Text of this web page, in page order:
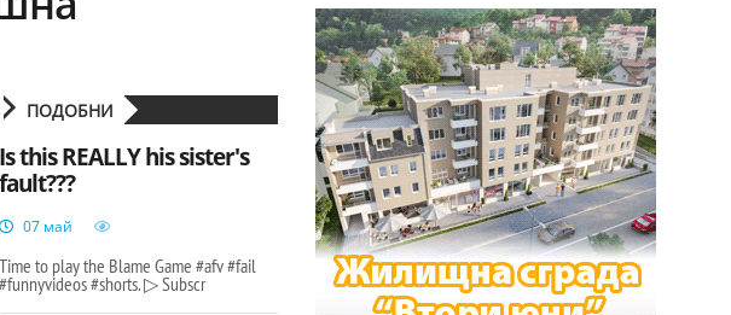
ПОДОБНИ
Is this REALLY his sister's
fault???
07 май
Time to play the Blame Game #afv #fail
#funnyvideos #shorts. ▷ Subscr